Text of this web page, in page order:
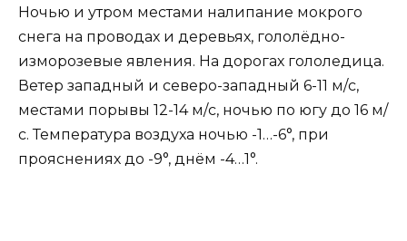
Ночью и утром местами налипание мокрого
снега на проводах и деревьях, гололёдно-
изморозевые явления. На дорогах гололедица.
Ветер западный и северо-западный 6-11 м/с,
местами порывы 12-14 м/с, ночью по югу до 16 м/
с. Температура воздуха ночью -1…-6°, при
прояснениях до -9°, днём -4…1°.